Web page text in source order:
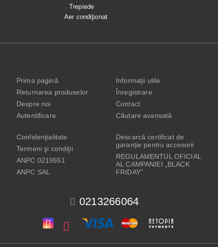
Trepiede
Aer condiţionat
0213266064
Prima pagină
Returnarea produselor
Despre noi
Autentificare
Informaţii utile
Înregistrare
Contact
Căutare avansată
Confidenţialitate
Termeni şi condiţii
ANPC 0219551
ANPC SAL
Descarcă certificat de
garanție pentru accesorii
REGULAMENTUL OFICIAL
AL CAMPANIEI „BLACK
FRIDAY”